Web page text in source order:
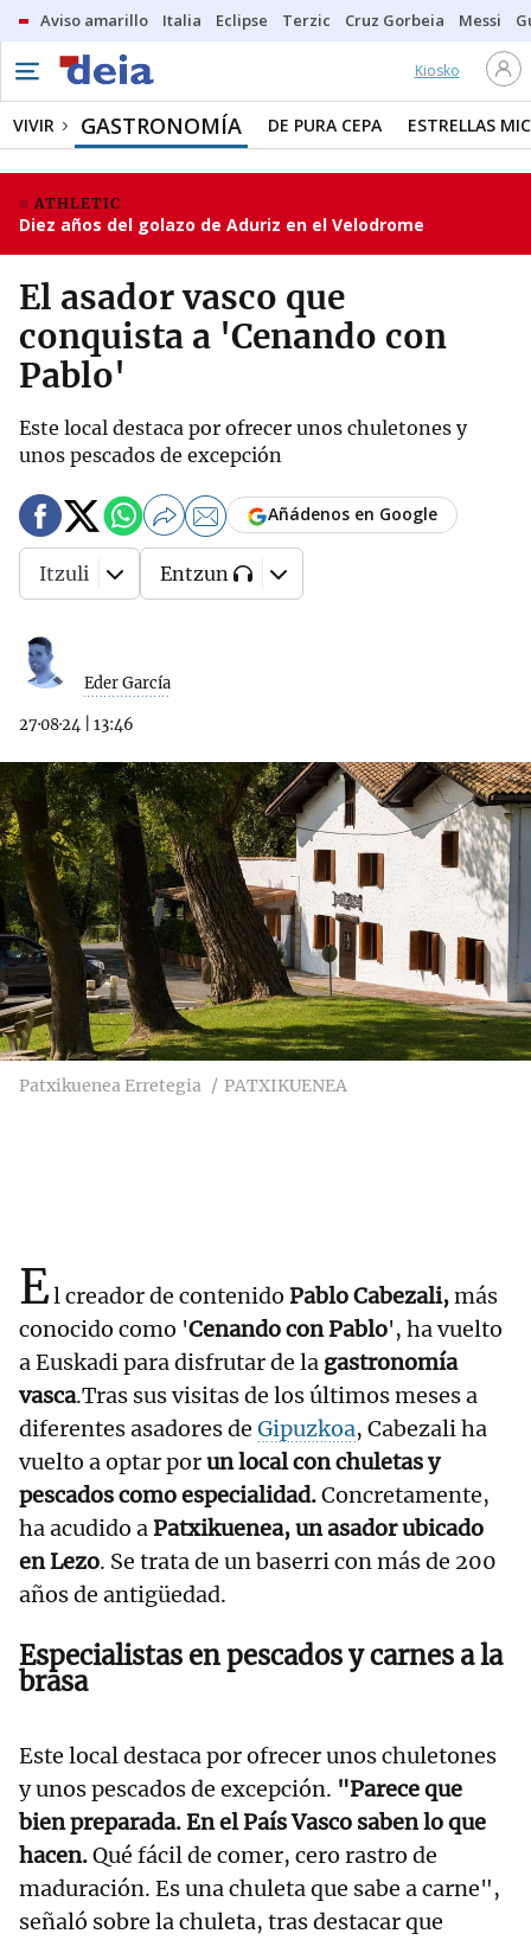
Aviso amarillo Italia Eclipse Terzic Cruz Gorbeia Messi
Kiosko
VIVIR GASTRONOMÍA DE PURA CEPA ESTRELLAS
ATHLETIC
Diez años del golazo de Aduriz en el Velodrome
El asador vasco que
conquista a 'Cenando con
Pablo'
Este local destaca por ofrecer unos chuletones y
unos pescados de excepción
Eder García
27·08·24 13:46
Añádenos en Google
Itzuli Entzun
Patxikuenea Erretegia PATXIKUENEA
El creador de contenido Pablo Cabezali,más
conocido como 'Cenando con Pablo', ha vuelto
a Euskadi para disfrutar de la gastronomía
vasca.Tras sus visitas de los últimos meses a
diferentes asadores de Gipuzkoa, Cabezali ha
vuelto a optar porun local con chuletas y
pescados como especialidad.Concretamente,
ha acudido aPatxikuenea, un asador ubicado
en Lezo. Se trata de un baserri con más de 200
años de antigüedad.
Especialistas en pescados y carnes a la
brasa
Este local destaca por ofrecer unos chuletones
y unos pescados de excepción. "Parece que
bien preparada. En el País Vasco saben lo que
hacen.Qué fácil de comer, cero rastro de
maduración. Es una chuleta que sabe a carne",
señaló sobre la chuleta, tras destacar que